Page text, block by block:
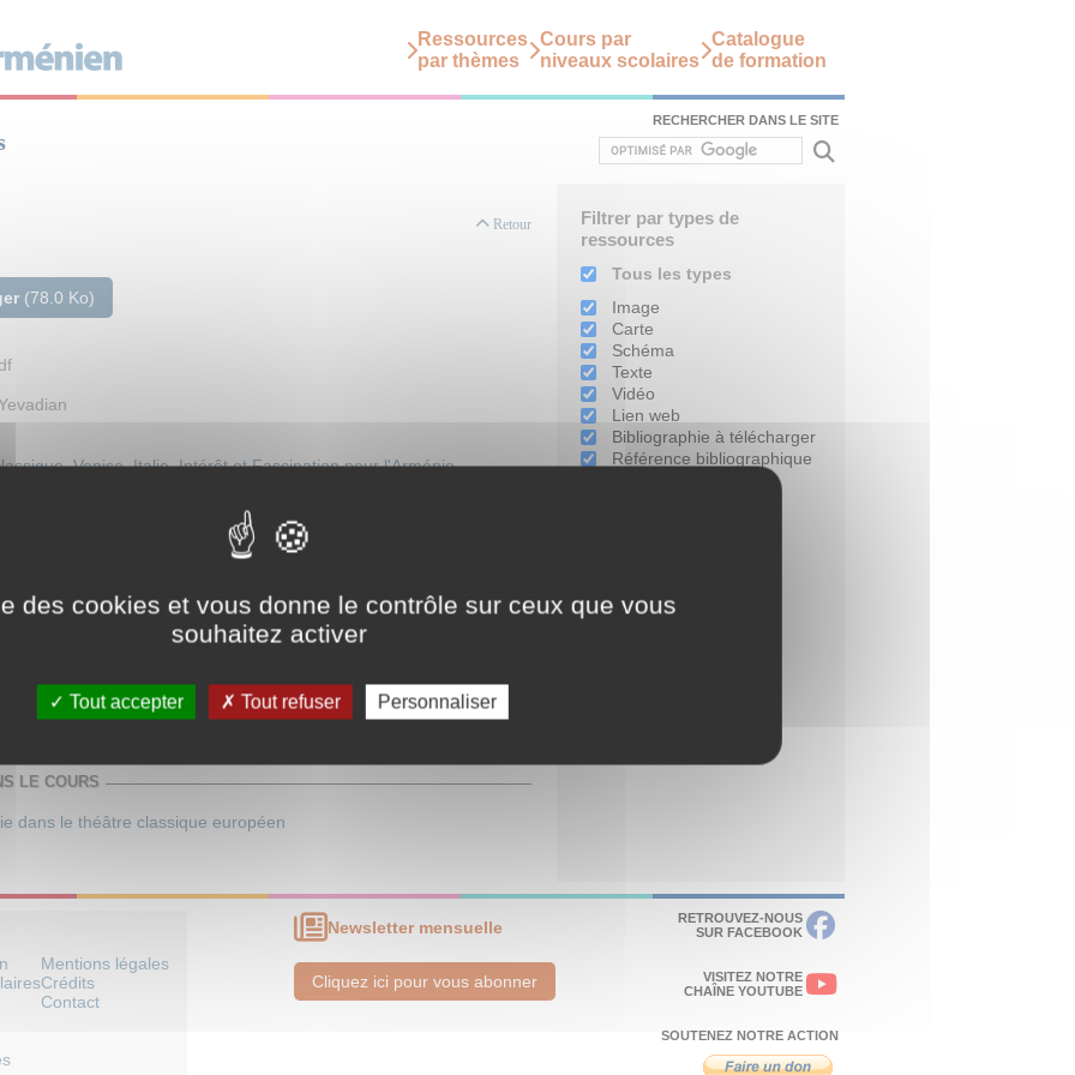
Ressources
par thèmes
Cours par
niveaux scolaires
Catalogue
de formation
RECHERCHER DANS LE SITE
Retour
(78.0 Ko)
,Venise,Italie,Intérêt et Fascination pour l'Arménie
Occidentale>Espace italien
du théâtre
LE COURS
dans le théâtre classique européen
Filtrer par types de
ressources
Tous les types
Image
Carte
Schéma
Texte
Vidéo
Lien web
Bibliographie à télécharger
Référence bibliographique
Mentions légales
Crédits
Contact
Newsletter mensuelle
Cliquez ici pour vous abonner
RETROUVEZ-NOUS
SUR FACEBOOK
VISITEZ NOTRE
CHAÎNE YOUTUBE
SOUTENEZ NOTRE ACTION
des cookies et vous donne le contrôle sur ceux que vous
souhaitez activer
Tout accepter Tout refuser Personnaliser